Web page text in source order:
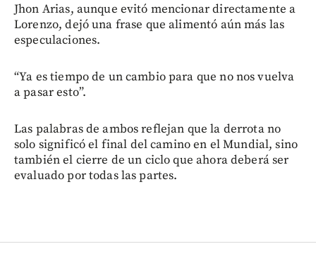
Jhon Arias, aunque evitó mencionar directamente a
Lorenzo, dejó una frase que alimentó aún más las
especulaciones.
“Ya es tiempo de un cambio para que no nos vuelva
a pasar esto”.
Las palabras de ambos reflejan que la derrota no
solo significó el final del camino en el Mundial, sino
también el cierre de un ciclo que ahora deberá ser
evaluado por todas las partes.